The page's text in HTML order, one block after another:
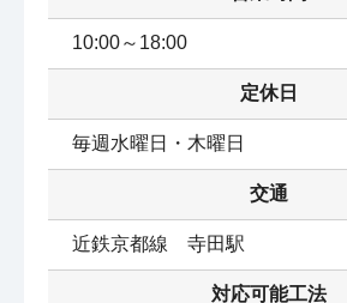
10:00～18:00
定休日
毎週水曜日・木曜日
交通
近鉄京都線　寺田駅
対応可能工法